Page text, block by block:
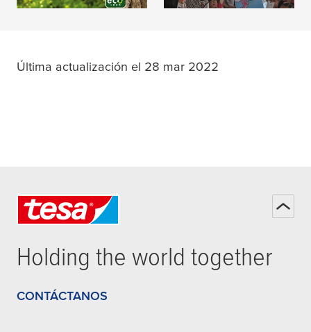
Última actualización el 28 mar 2022
Holding the world together
CONTÁCTANOS